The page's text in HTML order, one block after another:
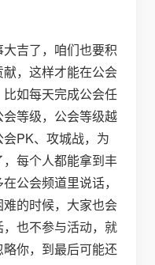
吉了，咱们也要积
，这样才能在公会
如每天完成公会任
等级，公会等级越
PK、攻城战，为
每个人都能拿到丰
公会频道里说话，
的时候，大家也会
也不参与活动，就
你，到最后可能还